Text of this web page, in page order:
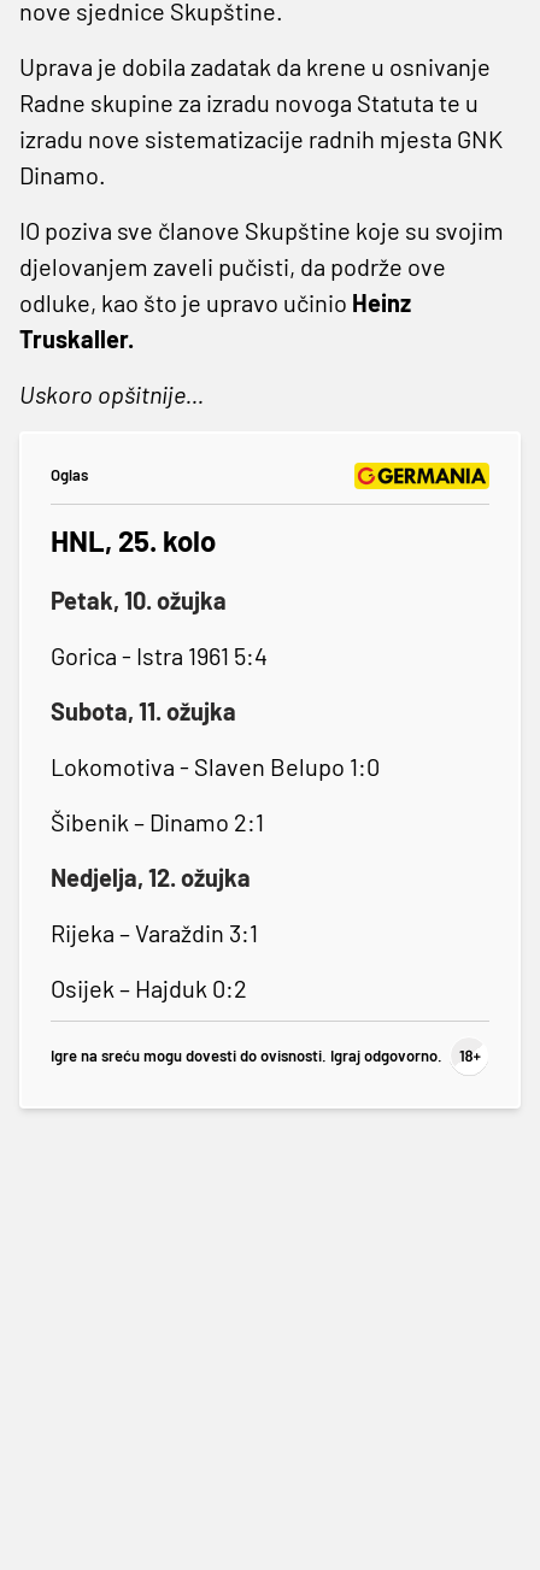
nove sjednice Skupštine.
Uprava je dobila zadatak da krene u osnivanje
Radne skupine za izradu novoga Statuta te u
izradu nove sistematizacije radnih mjesta GNK
Dinamo.
IO poziva sve članove Skupštine koje su svojim
djelovanjem zaveli pučisti, da podrže ove
odluke, kao što je upravo učinio Heinz
Truskaller.
Uskoro opšitnije...
Oglas
HNL, 25. kolo
Petak, 10. ožujka
Gorica - Istra 1961 5:4
Subota, 11. ožujka
Lokomotiva - Slaven Belupo 1:0
Šibenik – Dinamo 2:1
Nedjelja, 12. ožujka
Rijeka – Varaždin 3:1
Osijek – Hajduk 0:2
Igre na sreću mogu dovesti do ovisnosti. Igraj odgovorno.